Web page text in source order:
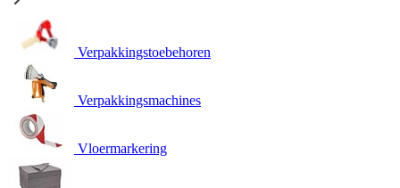
Verpakkingstoebehoren
Verpakkingsmachines
Vloermarkering